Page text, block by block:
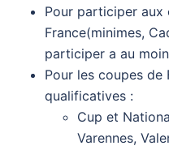
Pour participer aux
France(minimes,
participer a au
Pour les coupes de
qualificatives :
Cup et
Varennes,